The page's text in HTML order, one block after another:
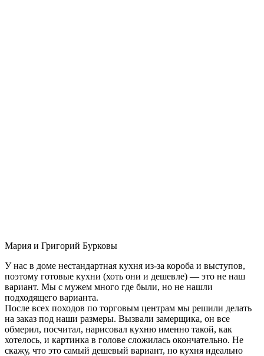
Мария и Григорий Бурковы
У нас в доме нестандартная кухня из-за короба и выступов,
поэтому готовые кухни (хоть они и дешевле) — это не наш
вариант. Мы с мужем много где были, но не нашли
подходящего варианта.
После всех походов по торговым центрам мы решили делать
на заказ под наши размеры. Вызвали замерщика, он все
обмерил, посчитал, нарисовал кухню именно такой, как
хотелось, и картинка в голове сложилась окончательно. Не
скажу, что это самый дешевый вариант, но кухня идеально